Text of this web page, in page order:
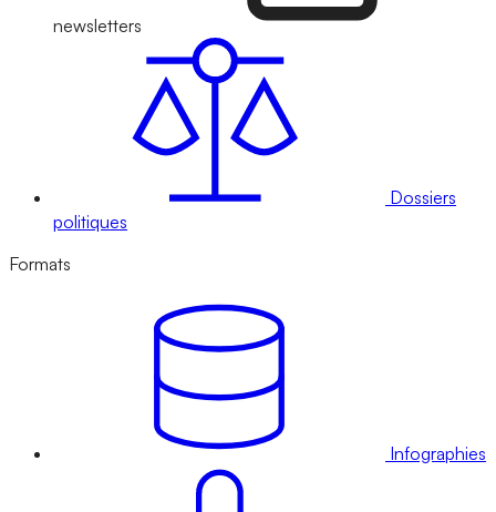
newsletters
Dossiers
politiques
Formats
Infographies